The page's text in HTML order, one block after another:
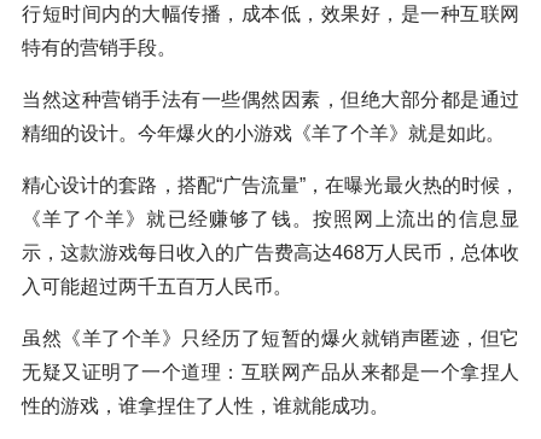
行短时间内的大幅传播，成本低，效果好，是一种互联网
特有的营销手段。
当然这种营销手法有一些偶然因素，但绝大部分都是通过
精细的设计。今年爆火的小游戏《羊了个羊》就是如此。
精心设计的套路，搭配“广告流量”，在曝光最火热的时候，
《羊了个羊》就已经赚够了钱。按照网上流出的信息显
示，这款游戏每日收入的广告费高达468万人民币，总体收
入可能超过两千五百万人民币。
虽然《羊了个羊》只经历了短暂的爆火就销声匿迹，但它
无疑又证明了一个道理：互联网产品从来都是一个拿捏人
性的游戏，谁拿捏住了人性，谁就能成功。